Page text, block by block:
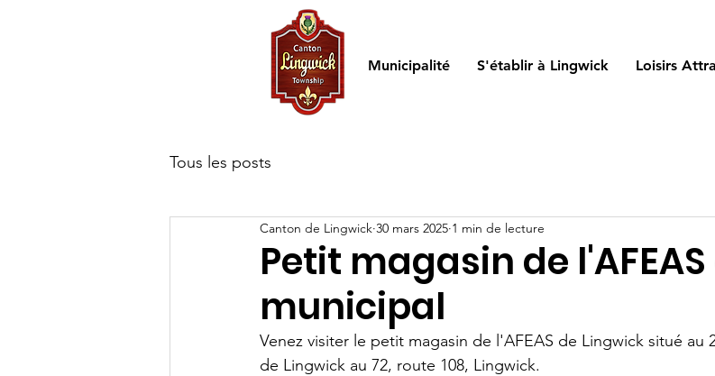
Accueil Municipalité S'établir à Lingwick Loisirs
Tous les posts
Petit magasin de
municipal
Canton de Lingwick 30 mars 2025 1 min de lecture
Venez visiter le petit magasin de l'AFEAS de Lingwick situé au
de Lingwick au 72, route 108, Lingwick.